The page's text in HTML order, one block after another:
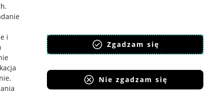
.
i
.
Zgadzam się
Nie zgadzam się